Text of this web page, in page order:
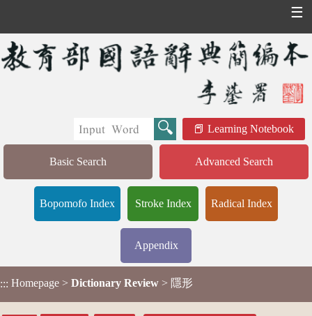
☰
Learning Notebook
Basic Search Advanced Search
Bopomofo Index Stroke Index Radical Index
Appendix
::: Homepage > Dictionary Review > 隱形